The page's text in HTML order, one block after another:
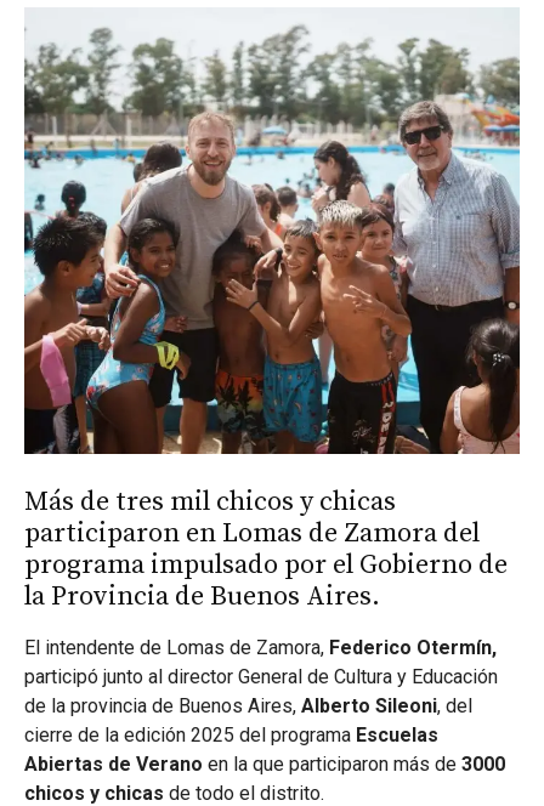
Más de tres mil chicos y chicas
participaron en Lomas de Zamora del
programa impulsado por el Gobierno de
la Provincia de Buenos Aires.
El intendente de Lomas de Zamora, Federico Otermín,
participó junto al director General de Cultura y Educación
de la provincia de Buenos Aires, Alberto Sileoni, del
cierre de la edición 2025 del programa Escuelas
Abiertas de Verano en la que participaron más de 3000
chicos y chicas de todo el distrito.